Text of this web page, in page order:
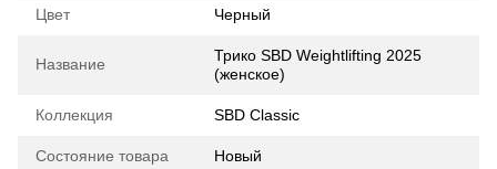
Цвет Черный
Название
Трико SBD Weightlifting 2025
(женское)
Коллекция SBD Classic
Состояние товара Новый